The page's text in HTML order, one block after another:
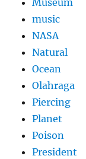
Museum
music
NASA
Natural
Ocean
Olahraga
Piercing
Planet
Poison
President